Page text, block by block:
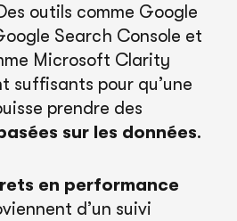
outils comme Google
Search Console et
Microsoft Clarity
suffisants pour qu’une
prendre des
sur les données.
en performance
d’un suivi